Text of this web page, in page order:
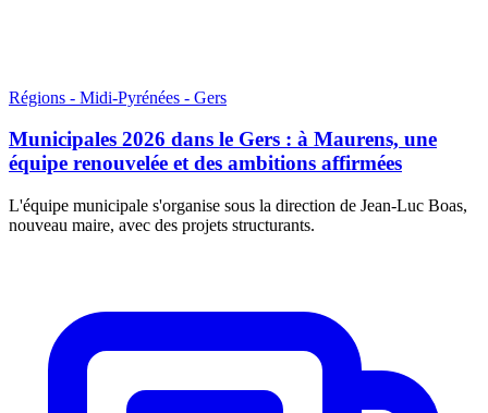
Régions - Midi-Pyrénées - Gers
Municipales 2026 dans le Gers : à Maurens, une
équipe renouvelée et des ambitions affirmées
L'équipe municipale s'organise sous la direction de Jean-Luc Boas,
nouveau maire, avec des projets structurants.